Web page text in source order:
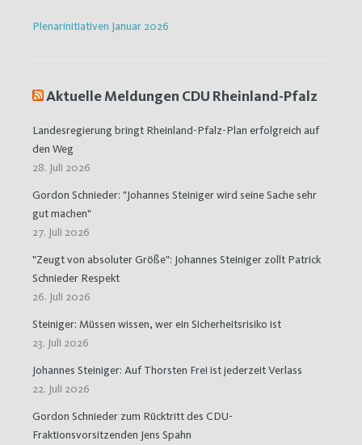
Plenarinitiativen Januar 2026
Aktuelle Meldungen CDU Rheinland-Pfalz
Landesregierung bringt Rheinland-Pfalz-Plan erfolgreich auf
den Weg
28. Juli 2026
Gordon Schnieder: "Johannes Steiniger wird seine Sache sehr
gut machen"
27. Juli 2026
"Zeugt von absoluter Größe": Johannes Steiniger zollt Patrick
Schnieder Respekt
26. Juli 2026
Steiniger: Müssen wissen, wer ein Sicherheitsrisiko ist
23. Juli 2026
Johannes Steiniger: Auf Thorsten Frei ist jederzeit Verlass
22. Juli 2026
Gordon Schnieder zum Rücktritt des CDU-
Fraktionsvorsitzenden Jens Spahn